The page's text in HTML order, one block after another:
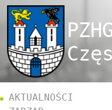
AKTUALNOŚCI